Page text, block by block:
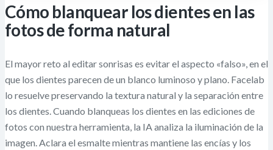
Cómo blanquear los dientes en las
fotos de forma natural
El mayor reto al editar sonrisas es evitar el aspecto «falso», en el
que los dientes parecen de un blanco luminoso y plano. Facelab
lo resuelve preservando la textura natural y la separación entre
los dientes. Cuando blanqueas los dientes en las ediciones de
fotos con nuestra herramienta, la IA analiza la iluminación de la
imagen. Aclara el esmalte mientras mantiene las encías y los